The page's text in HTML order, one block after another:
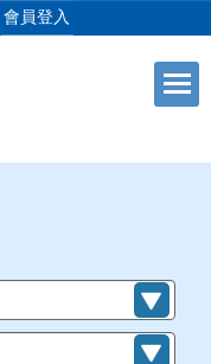
會員登入
+
+